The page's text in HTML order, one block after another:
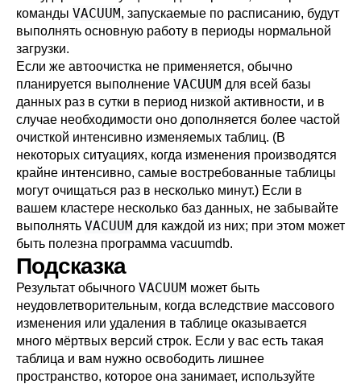
команды VACUUM, запускаемые по расписанию, будут
выполнять основную работу в периоды нормальной
загрузки.
Если же автоочистка не применяется, обычно
планируется выполнение VACUUM для всей базы
данных раз в сутки в период низкой активности, и в
случае необходимости оно дополняется более частой
очисткой интенсивно изменяемых таблиц. (В
некоторых ситуациях, когда изменения производятся
крайне интенсивно, самые востребованные таблицы
могут очищаться раз в несколько минут.) Если в
вашем кластере несколько баз данных, не забывайте
выполнять VACUUM для каждой из них; при этом может
быть полезна программа vacuumdb.
Подсказка
Результат обычного VACUUM может быть
неудовлетворительным, когда вследствие массового
изменения или удаления в таблице оказывается
много мёртвых версий строк. Если у вас есть такая
таблица и вам нужно освободить лишнее
пространство, которое она занимает, используйте